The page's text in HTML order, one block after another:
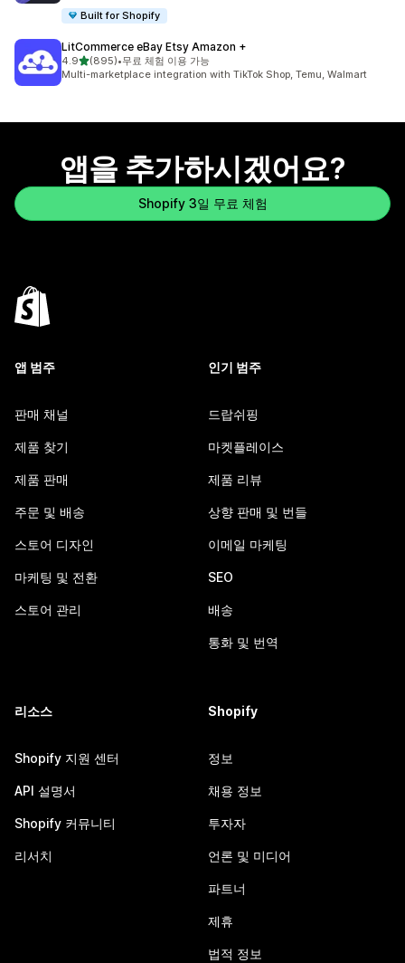
Built for Shopify
LitCommerce eBay Etsy Amazon +
4.9별 5개 중
(895)
총 리뷰 895개
•무료 체험 이용 가능
Multi-marketplace integration with TikTok Shop, Temu, Walmart
앱을 추가하시겠어요?
Shopify 3일 무료 체험
앱 범주
판매 채널
제품 찾기
제품 판매
주문 및 배송
스토어 디자인
마케팅 및 전환
스토어 관리
인기 범주
드랍쉬핑
마켓플레이스
제품 리뷰
상향 판매 및 번들
이메일 마케팅
SEO
배송
통화 및 번역
리소스
Shopify 지원 센터
API 설명서
Shopify 커뮤니티
리서치
Shopify
정보
채용 정보
투자자
언론 및 미디어
파트너
제휴
법적 정보